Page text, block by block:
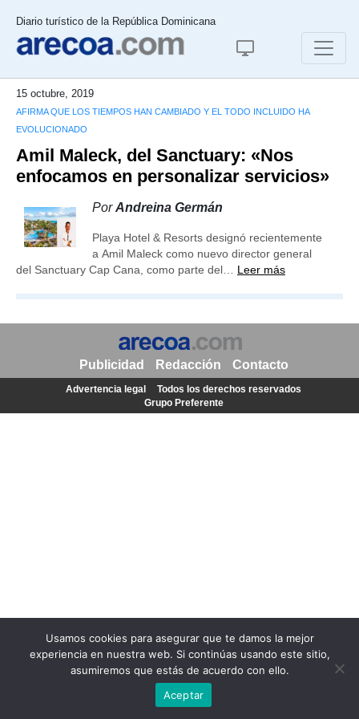
Diario turístico de la República Dominicana
15 octubre, 2019
AFIRMA QUE LOS TIEMPOS HAN CAMBIADO Y EL TODO INCLUIDO HA
EVOLUCIONADO
Amil Maleck, del Sanctuary: «Nos
enfocamos en personalizar servicios»
PorAndreina Germán
Playa Hotel & Resorts designó recientemente
a Amil Maleck como nuevo director general
del Sanctuary Cap Cana, como parte del… Leer más
Usamos cookies para asegurar que te damos la mejor
experiencia en nuestra web. Si continúas usando este sitio,
asumiremos que estás de acuerdo con ello.
Aceptar
Publicidad Redacción Contacto
Advertencia legal
Todos los derechos reservados
Grupo Preferente